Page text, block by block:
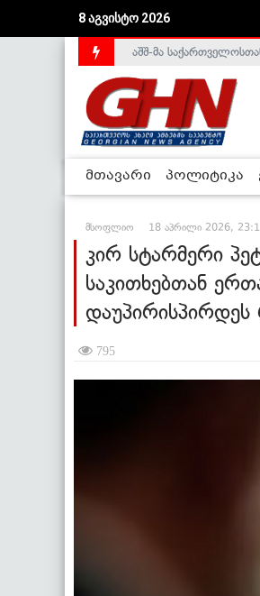
8 აგვისტო 2026
საქართველოს დე-
აშშ-მა
მთავარი პოლიტიკა
მსოფლიო 18 აპრილი 2026,
კირ სტარმერი
საკითხებთან
795